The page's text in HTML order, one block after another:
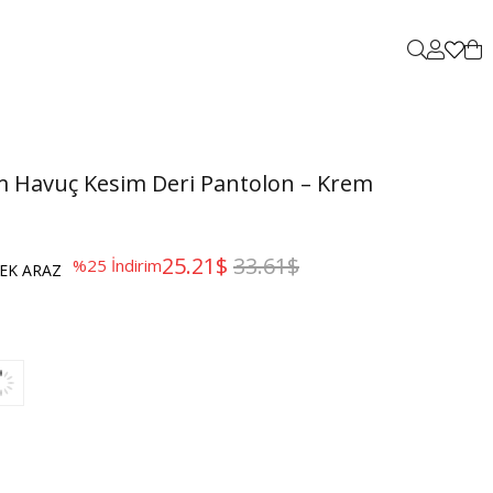
Havuç Kesim Deri Pantolon – Krem
ARAZ %25 İndirim 33.61$
25.21$